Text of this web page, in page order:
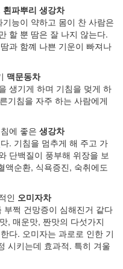
흰파뿌리 생강차
능이 약하고 몸이 찬 사람은
할 뿐 땀은 잘 나지 않는다.
과 함꼐 나쁜 기운이 빠져나
맥문동차
생기게 하며 기침을 멎게 하
기침을 자주 하는 사람에게
에 좋은 생강차
. 기침을 멈추게 해 주고 가
단백질이 풍부해 위장을 보
액순환, 식욕증진, 숙취에도
인 오미자차
쩍 건망증이 심해진거 같다
, 매운맛, 짠맛의 다섯가지
다. 오미자는 과로로 인한 기
시키는데 효과적. 특히 겨울